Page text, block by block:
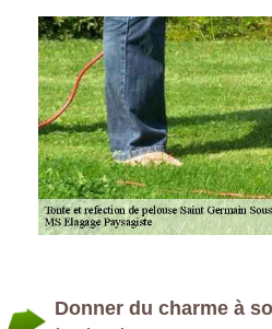
Donner du charme à